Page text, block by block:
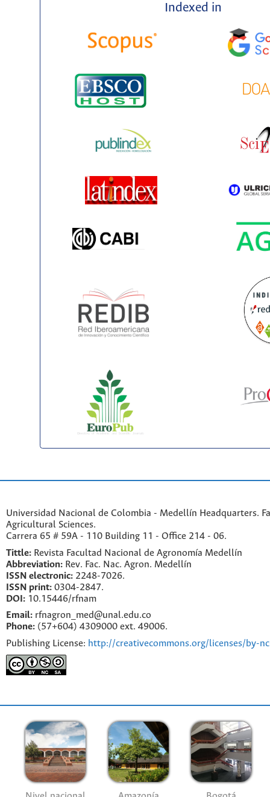
Indexed in
Universidad Nacional de Colombia - Medellín Headquarters.
Agricultural Sciences.
Carrera 65 # 59A - 110 Building 11 - Office 214 - 06.
Tittle: Revista Facultad Nacional de Agronomía Medellín
Abbreviation: Rev. Fac. Nac. Agron. Medellín
ISSN electronic: 2248-7026.
ISSN print: 0304-2847.
DOI: 10.15446/rfnam
Email: rfnagron_med@unal.edu.co
Phone: (57+604) 4309000 ext. 49006.
Publishing License: http://creativecommons.org/licenses/by-